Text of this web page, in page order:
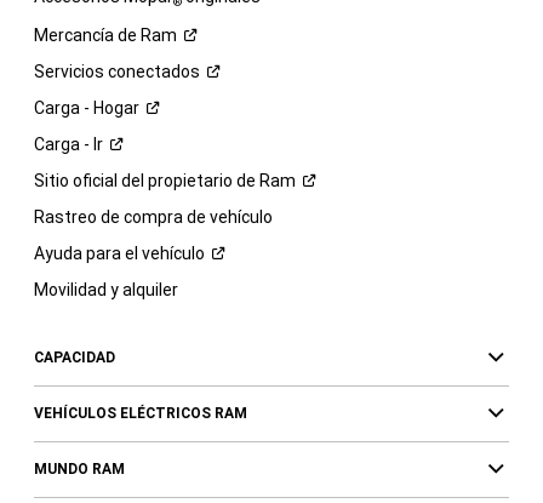
Mercancía de Ram
Servicios conectados
Carga - Hogar
Carga - Ir
Sitio oficial del propietario de Ram
Rastreo de compra de vehículo
Ayuda para el vehículo
Movilidad y alquiler
CAPACIDAD
VEHÍCULOS ELÉCTRICOS RAM
MUNDO RAM